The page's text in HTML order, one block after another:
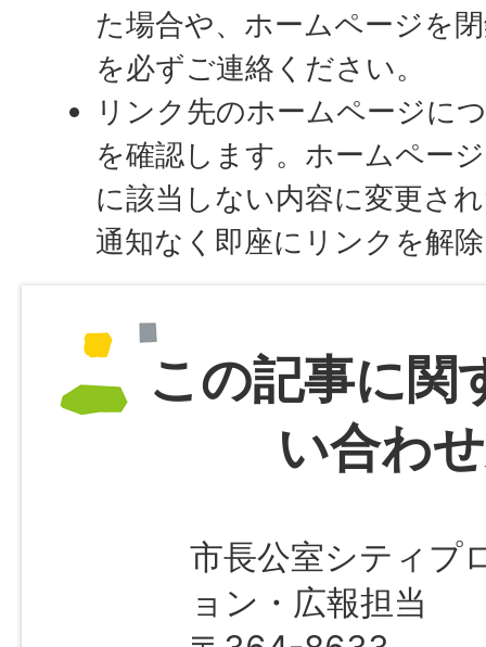
た場合や、ホームページを
を必ずご連絡ください。
リンク先のホームページに
を確認します。ホームペー
に該当しない内容に変更さ
通知なく即座にリンクを解
この記事に関
い合わ
市長公室シティプ
ョン・広報担当